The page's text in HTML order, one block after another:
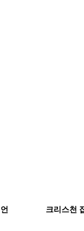
크리스천